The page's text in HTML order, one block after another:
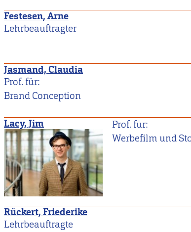
Festesen, Arne
Lehrbeauftragter
Jasmand, Claudia
Prof. für:
Brand Conception
Lacy, Jim
Prof. für:
Werbefilm und
Rückert, Friederike
Lehrbeauftragte